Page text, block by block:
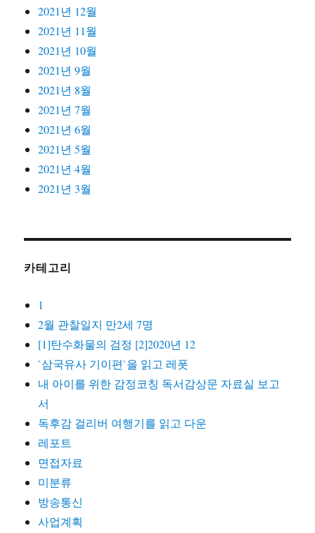
2021년 12월
2021년 11월
2021년 10월
2021년 9월
2021년 8월
2021년 7월
2021년 6월
2021년 5월
2021년 4월
2021년 3월
카테고리
1
2월 관찰일지 만2세 7명
[1]탄수화물의 검정 [2]2020년 12
`삼국유사 기이편`을 읽고 레폿
내 아이를 위한 감정코칭 독서감상문 자료실 보고
서
독후감 걸리버 여행기를 읽고 다운
레포트
면접자료
미분류
방송통신
사업계획